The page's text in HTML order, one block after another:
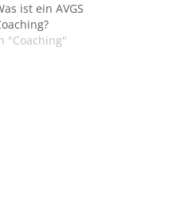
ist ein AVGS
"Coaching"